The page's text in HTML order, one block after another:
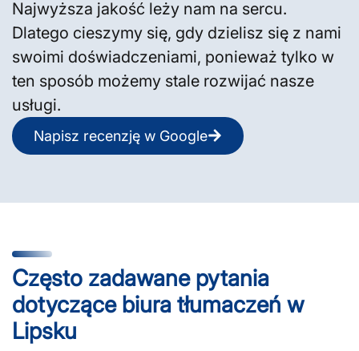
Najwyższa jakość leży nam na sercu.
Dlatego cieszymy się, gdy dzielisz się z nami
swoimi doświadczeniami, ponieważ tylko w
ten sposób możemy stale rozwijać nasze
usługi.
Napisz recenzję w Google
Często zadawane pytania
dotyczące biura tłumaczeń w
Lipsku